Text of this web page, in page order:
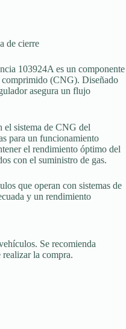
de cierre
103924A es un componente
comprimido (CNG). Diseñado
asegura un flujo
el sistema de CNG del
para un funcionamiento
el rendimiento óptimo del
con el suministro de gas.
que operan con sistemas de
y un rendimiento
Se recomienda
la compra.